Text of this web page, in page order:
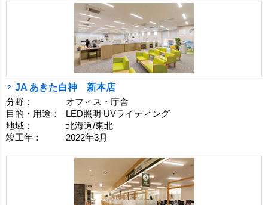
JA あきた白神 新本店
分野：
オフィス・庁舎
目的・用途：
LED照明 UVライティング
地域：
北海道/東北
竣工年：
2022年3月